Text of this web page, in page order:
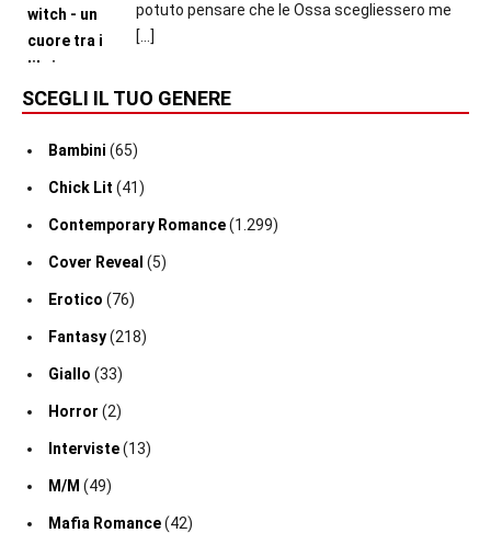
potuto pensare che le Ossa scegliessero me
[…]
SCEGLI IL TUO GENERE
Bambini (65)
Chick Lit (41)
Contemporary Romance(1.299)
Cover Reveal (5)
Erotico (76)
Fantasy(218)
Giallo (33)
Horror (2)
Interviste(13)
M/M (49)
Mafia Romance(42)